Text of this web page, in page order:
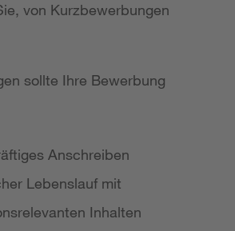
von Kurzbewerbungen
sollte Ihre Bewerbung
Anschreiben
Lebenslauf mit
Inhalten